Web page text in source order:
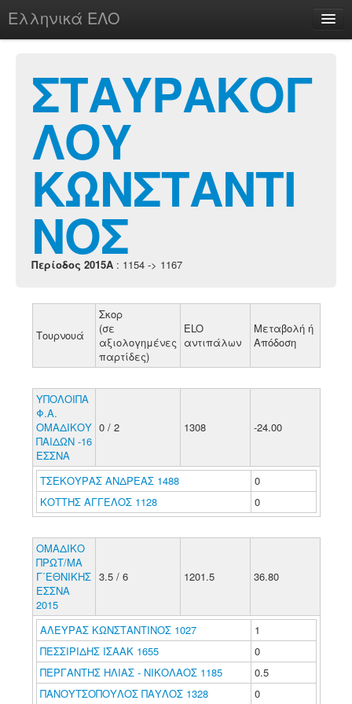
Ελληνικά ΕΛΟ
chesstu.be @ discord
Login
ΣΤΑΥΡΑΚΟΓ
ΛΟΥ
ΚΩΝΣΤΑΝΤΙ
ΝΟΣ
Περίοδος 2015A : 1154 -> 1167
Τουρνουά
Σκορ
(σε
αξιολογημένες
παρτίδες)
ELO
αντιπάλων
Μεταβολή ή
Απόδοση
ΥΠΟΛΟΙΠΑ
Φ.Α.
ΟΜΑΔΙΚΟΥ
ΠΑΙΔΩΝ -16
ΕΣΣΝΑ
0 / 2 1308 -24.00
ΤΣΕΚΟΥΡΑΣ ΑΝΔΡΕΑΣ 1488
0
ΚΟΤΤΗΣ ΑΓΓΕΛΟΣ 1128
0
ΟΜΑΔΙΚΟ
ΠΡΩΤ/ΜΑ
Γ΄ΕΘΝΙΚΗΣ
ΕΣΣΝΑ
2015
3.5 / 6 1201.5 36.80
ΑΛΕΥΡΑΣ ΚΩΝΣΤΑΝΤΙΝΟΣ 1027
1
ΠΕΣΣΙΡΙΔΗΣ ΙΣΑΑΚ 1655
0
ΠΕΡΓΑΝΤΗΣ ΗΛΙΑΣ - ΝΙΚΟΛΑΟΣ 1185
0.5
ΠΑΝΟΥΤΣΟΠΟΥΛΟΣ ΠΑΥΛΟΣ 1328
0